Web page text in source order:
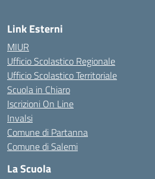
Link Esterni
MIUR
Ufficio Scolastico Regionale
Ufficio Scolastico Territoriale
Scuola in Chiaro
Iscrizioni On Line
Invalsi
Comune di Partanna
Comune di Salemi
La Scuola